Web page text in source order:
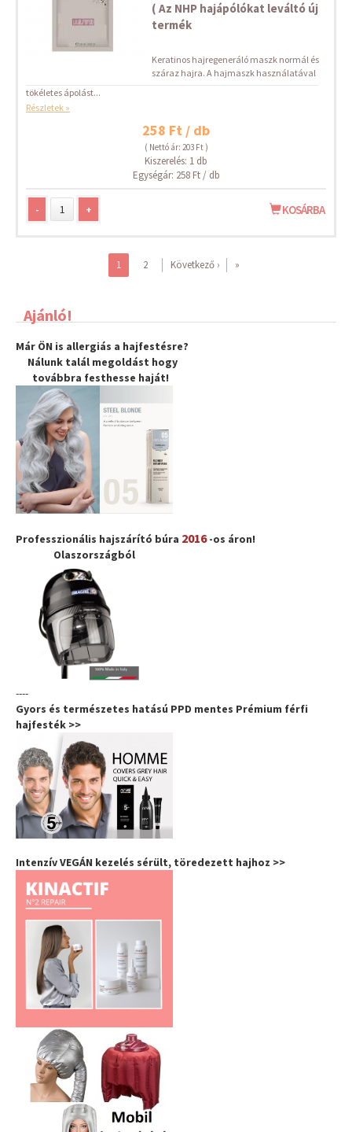
( Az NHP hajápólókat leváltó új
termék
Keratinos hajregeneráló maszk normál és
száraz hajra. A hajmaszk használatával
tökéletes ápolást...
Részletek »
258 Ft / db
( Nettó ár: 203 Ft )
Kiszerelés: 1 db
Egységár: 258 Ft / db
- + KOSÁRBA
1 2 Következő › »
Ajánló!
Már ÖN is allergiás a hajfestésre?
Nálunk talál megoldást hogy
továbbra festhesse haját!
Professzionális hajszárító búra 2016-os áron!
Olaszországból
----
Gyors és természetes hatású PPD mentes Prémium férfi
hajfesték >>
Intenzív VEGÁN kezelés sérült, töredezett hajhoz >>